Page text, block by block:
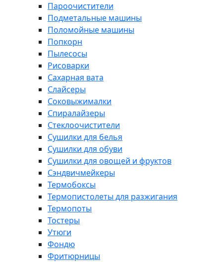
Пароочистители
Подметальные машины
Поломойные машины
Попкорн
Пылесосы
Рисоварки
Сахарная вата
Слайсеры
Соковыжималки
Спиралайзеры
Стеклоочистители
Сушилки для белья
Сушилки для обуви
Сушилки для овощей и фруктов
Сэндвичмейкеры
Термобоксы
Термопистолеты для разжигания
Термопоты
Тостеры
Утюги
Фондю
Фритюрницы